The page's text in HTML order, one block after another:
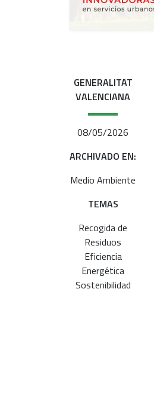
GENERALITAT
VALENCIANA
08/05/2026
ARCHIVADO EN:
Medio Ambiente
TEMAS
Recogida de
Residuos
Eficiencia
Energética
Sostenibilidad